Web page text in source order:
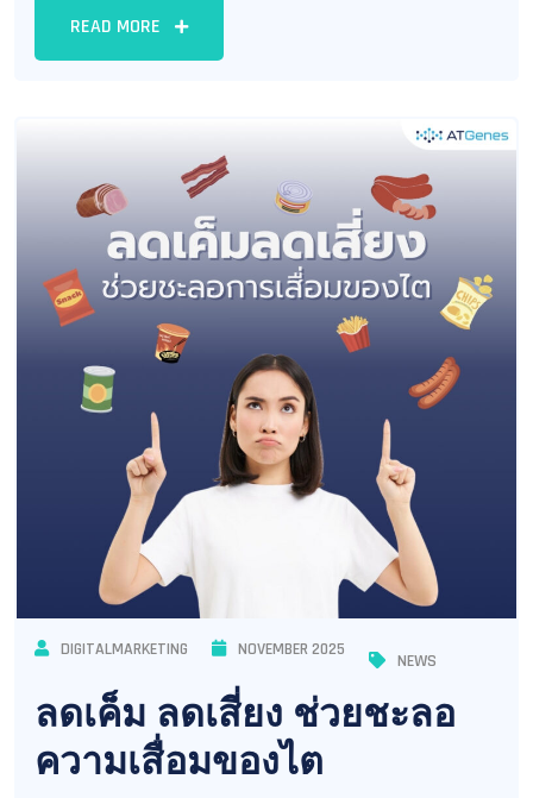
READ MORE
DIGITALMARKETING NOVEMBER 2025
NEWS
ลดเค็ม ลดเสี่ยง ช่วยชะลอ
ความเสื่อมของไต